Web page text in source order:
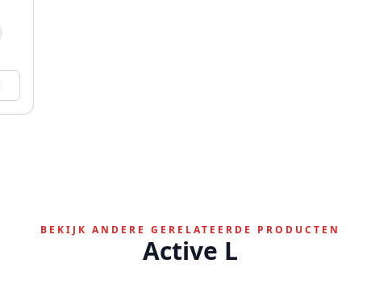
BEKIJK ANDERE GERELATEERDE PRODUCTEN
Active L